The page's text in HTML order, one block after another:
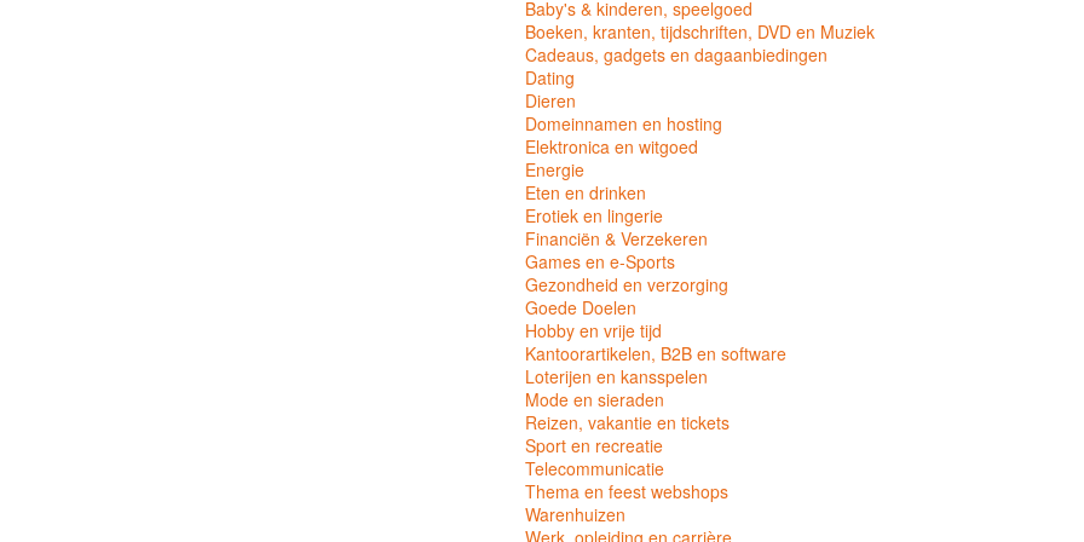
Baby's & kinderen, speelgoed
Boeken, kranten, tijdschriften, DVD en Muziek
Cadeaus, gadgets en dagaanbiedingen
Dating
Dieren
Domeinnamen en hosting
Elektronica en witgoed
Energie
Eten en drinken
Erotiek en lingerie
Financiën & Verzekeren
Games en e-Sports
Gezondheid en verzorging
Goede Doelen
Hobby en vrije tijd
Kantoorartikelen, B2B en software
Loterijen en kansspelen
Mode en sieraden
Reizen, vakantie en tickets
Sport en recreatie
Telecommunicatie
Thema en feest webshops
Warenhuizen
Werk, opleiding en carrière